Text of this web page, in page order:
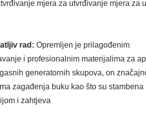
mjera za utvrđivanje mjera za
rad: Opremljen je prilagođenim
i profesionalnim materijalima za
generatornih skupova, on
zagađenja buku kao što su stambena
i zahtjeva